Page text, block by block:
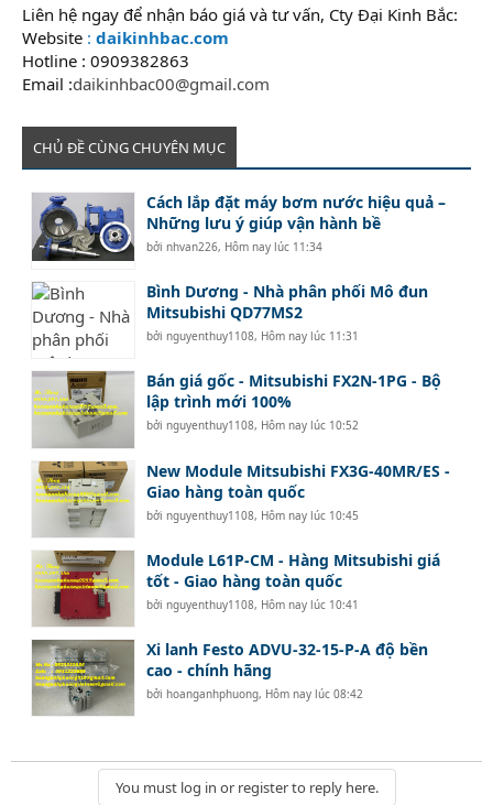
Liên hệ ngay để nhận báo giá và tư vấn, Cty Đại Kinh Bắc:
Website : daikinhbac.com
Hotline : 0909382863
Email :daikinhbac00@gmail.com
CHỦ ĐỀ CÙNG CHUYÊN MỤC
Cách lắp đặt máy bơm nước hiệu quả –
Những lưu ý giúp vận hành bề
bởinhvan226, Hôm nay lúc 11:34
Bình Dương - Nhà phân phối Mô đun
Mitsubishi QD77MS2
bởinguyenthuy1108, Hôm nay lúc 11:31
Bán giá gốc - Mitsubishi FX2N-1PG - Bộ
lập trình mới 100%
bởinguyenthuy1108, Hôm nay lúc 10:52
New Module Mitsubishi FX3G-40MR/ES -
Giao hàng toàn quốc
bởinguyenthuy1108, Hôm nay lúc 10:45
Module L61P-CM - Hàng Mitsubishi giá
tốt - Giao hàng toàn quốc
bởinguyenthuy1108, Hôm nay lúc 10:41
Xi lanh Festo ADVU-32-15-P-A độ bền
cao - chính hãng
bởihoanganhphuong, Hôm nay lúc 08:42
You must log in or register to reply here.